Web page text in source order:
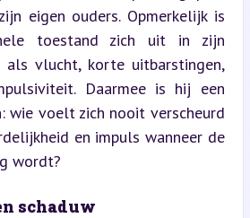
eigen ouders. Opmerkelijk is
toestand zich uit in zijn
als vlucht, korte uitbarstingen,
Daarmee is hij een
wie voelt zich nooit verscheurd
en impuls wanneer de
wordt?
schaduw